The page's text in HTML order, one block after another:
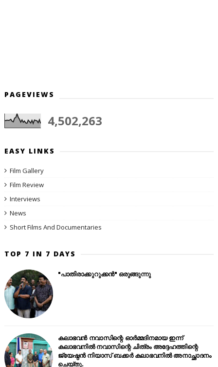
PAGEVIEWS
4,502,263
EASY LINKS
Film Gallery
Film Review
Interviews
News
Short Films And Documentaries
TOP 7 IN 7 DAYS
"പാതിരാക്കുറുക്കൻ" ഒരുങ്ങുന്നു
കലാഭവൻ നവാസിന്റെ ഓർമ്മദിനമായ ഇന്ന്
കലാഭവനിൽ നവാസിന്റെ ചിത്രം അദ്ദേഹത്തിന്റെ
ജ്യേഷ്ഠൻ നിയാസ് ബക്കർ കലാഭവനിൽ അനാച്ഛാദനം
ചെയ്തു.